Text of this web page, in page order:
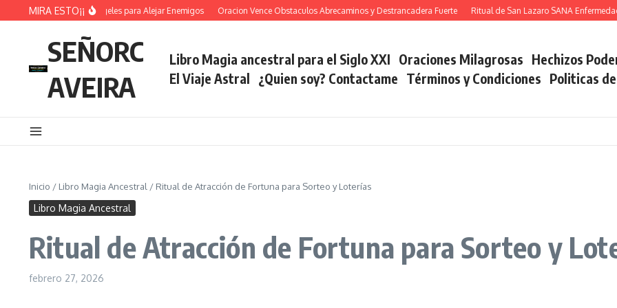
Saltar al contenido
MIRA ESTO¡¡
Oracion De los Angeles para Alejar Enemigos Oracion Vence Obstaculos Abrecaminos y Destrancadera Fuerte Ritual de San Lazaro SANA Enfermedades
SEÑORC
AVEIRA
Libro Magia ancestral para el Siglo XXI Oraciones Milagrosas Hechizos
El Viaje Astral ¿Quien soy? Contactame Términos y Condiciones Politicas
Inicio / Libro Magia Ancestral / Ritual de Atracción de Fortuna para Sorteo y Loterías
Libro Magia Ancestral
Ritual de Atracción de Fortuna para Sorteo y
febrero 27, 2026